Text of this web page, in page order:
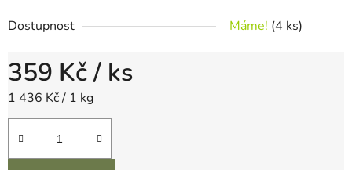
Dostupnost Máme! (4 ks)
359 Kč/ ks
Měrná cena:
1 436 Kč / 1 kg